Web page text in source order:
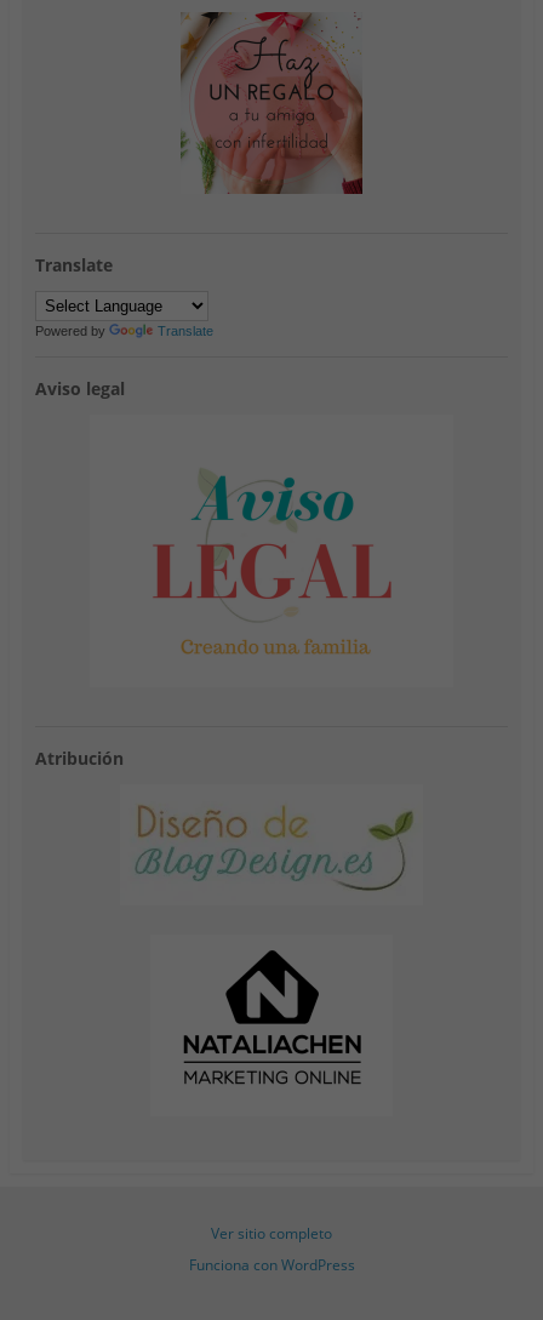
Translate
Powered by Translate
Aviso legal
Atribución
Ver sitio completo
Funciona con WordPress